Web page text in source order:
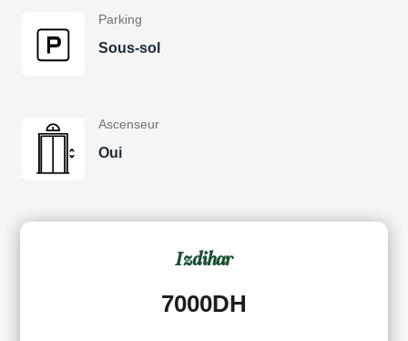
Parking
Sous-sol
Ascenseur
Oui
Izdihar
7000DH